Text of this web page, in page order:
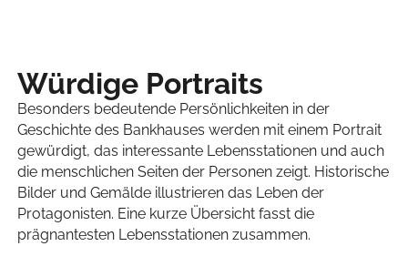
Würdige Portraits
Besonders bedeutende Persönlichkeiten in der
Geschichte des Bankhauses werden mit einem Portrait
gewürdigt, das interessante Lebensstationen und auch
die menschlichen Seiten der Personen zeigt. Historische
Bilder und Gemälde illustrieren das Leben der
Protagonisten. Eine kurze Übersicht fasst die
prägnantesten Lebensstationen zusammen.